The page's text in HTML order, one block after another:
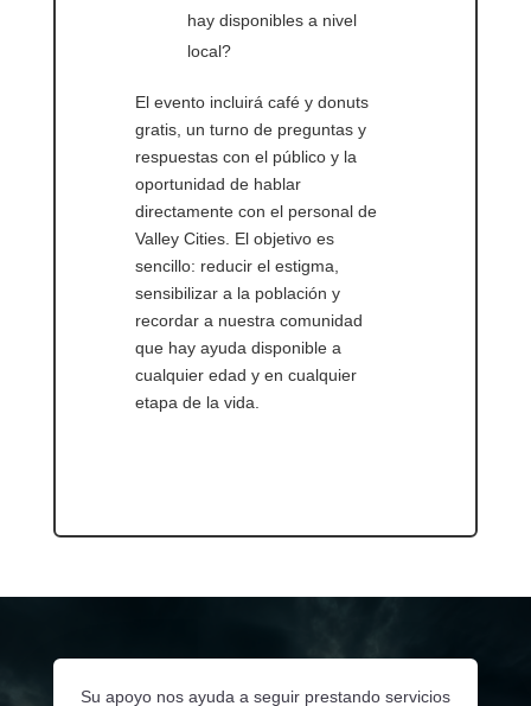
hay disponibles a nivel
local?
El evento incluirá café y donuts
gratis, un turno de preguntas y
respuestas con el público y la
oportunidad de hablar
directamente con el personal de
Valley Cities. El objetivo es
sencillo: reducir el estigma,
sensibilizar a la población y
recordar a nuestra comunidad
que hay ayuda disponible a
cualquier edad y en cualquier
etapa de la vida.
Su apoyo nos ayuda a seguir prestando servicios